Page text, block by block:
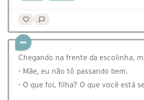
Chegando na frente da escolinha,
- Mãe, eu não tô passando bem.
- O que foi, filha? O que você está